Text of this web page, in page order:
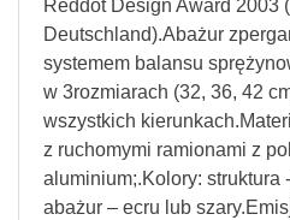
Reddot Design Award 2003
Deutschland).Abażur
systemem balansu
w 3rozmiarach (32, 36, 42
wszystkich
z ruchomymi ramionami z
aluminium;.Kolory: struktura
abażur – ecru lub